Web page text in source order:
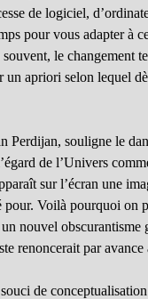
de logiciel,
pour vous adapter à
le changement
un apriori selon lequel
Perdijan, souligne le
de l’Univers
sur l’écran une
Voilà pourquoi on
nouvel obscurantisme
renoncerait par
de